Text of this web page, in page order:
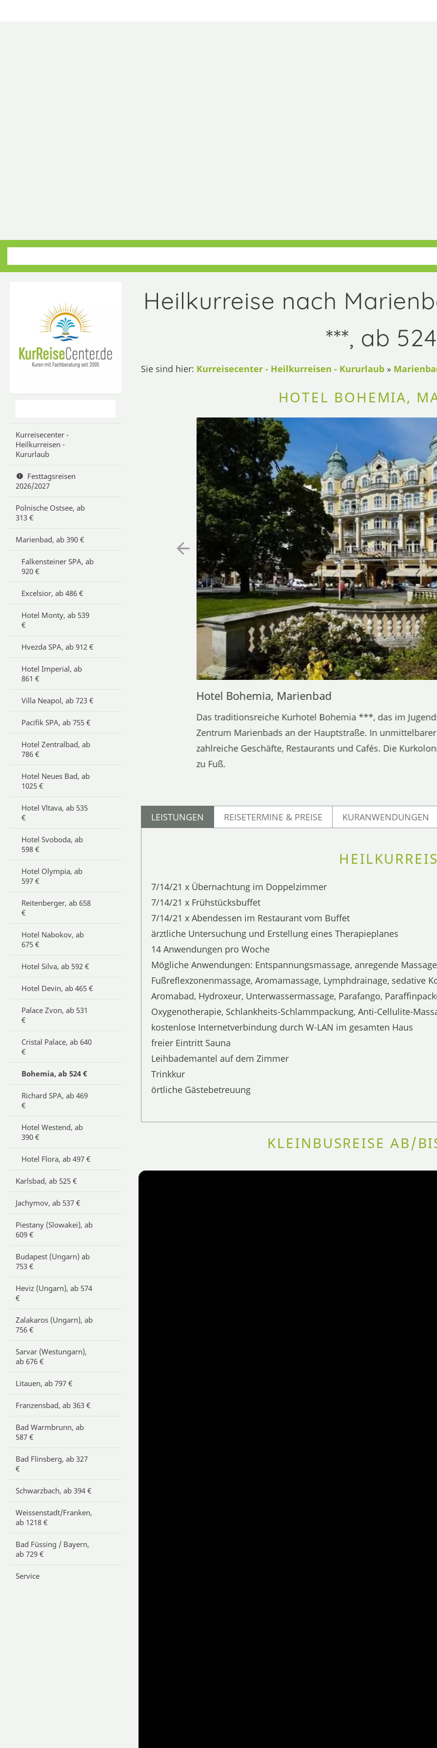
Kurreisecenter -
Heilkurreisen -
Kururlaub
Festtagsreisen
2026/2027
Polnische Ostsee, ab
313 €
Marienbad, ab 390 €
Falkensteiner SPA, ab
920 €
Excelsior, ab 486 €
Hotel Monty, ab 539
€
Hvezda SPA, ab 912 €
Hotel Imperial, ab
861 €
Villa Neapol, ab 723 €
Pacifik SPA, ab 755 €
Hotel Zentralbad, ab
786 €
Hotel Neues Bad, ab
1025 €
Hotel Vltava, ab 535
€
Hotel Svoboda, ab
598 €
Hotel Olympia, ab
597 €
Reitenberger, ab 658
€
Hotel Nabokov, ab
675 €
Hotel Silva, ab 592 €
Hotel Devin, ab 465 €
Palace Zvon, ab 531
€
Cristal Palace, ab 640
€
Bohemia, ab 524 €
Richard SPA, ab 469
€
Hotel Westend, ab
390 €
Hotel Flora, ab 497 €
Karlsbad, ab 525 €
Jachymov, ab 537 €
Piestany (Slowakei), ab
609 €
Budapest (Ungarn) ab
753 €
Heviz (Ungarn), ab 574
€
Zalakaros (Ungarn), ab
756 €
Sarvar (Westungarn),
ab 676 €
Litauen, ab 797 €
Franzensbad, ab 363 €
Bad Warmbrunn, ab
587 €
Bad Flinsberg, ab 327
€
Schwarzbach, ab 394 €
Weissenstadt/Franken,
ab 1218 €
Bad Füssing / Bayern,
ab 729 €
Service
Heilkurreise nach
***, ab
Sie sind hier: Kurreisecenter - Heilkurreisen - Kururlaub»
HOTEL BOHEMIA,
Hotel Bohemia, Marienbad
Das traditionsreiche Kurhotel Bohemia ***, das im
Zentrum Marienbads an der Hauptstraße. In
zahlreiche Geschäfte, Restaurants und Cafés. Die
zu Fuß.
LEISTUNGEN REISETERMINE & PREISE KURANWENDUNGEN
7/14/21 x Übernachtung im Doppelzimmer
7/14/21 x Frühstücksbuffet
7/14/21 x Abendessen im Restaurant vom Buffet
ärztliche Untersuchung und Erstellung eines Therapieplanes
14 Anwendungen pro Woche
Mögliche Anwendungen: Entspannungsmassage, anregende
Fußreflexzonenmassage, Aromamassage, Lymphdrainage, sedative
Aromabad, Hydroxeur, Unterwassermassage, Parafango,
Oxygenotherapie, Schlankheits-Schlammpackung, Anti-Cellulite-
kostenlose Internetverbindung durch W-LAN im gesamten Haus
freier Eintritt Sauna
Leihbademantel auf dem Zimmer
Trinkkur
örtliche Gästebetreuung
KLEINBUSREISE AB/